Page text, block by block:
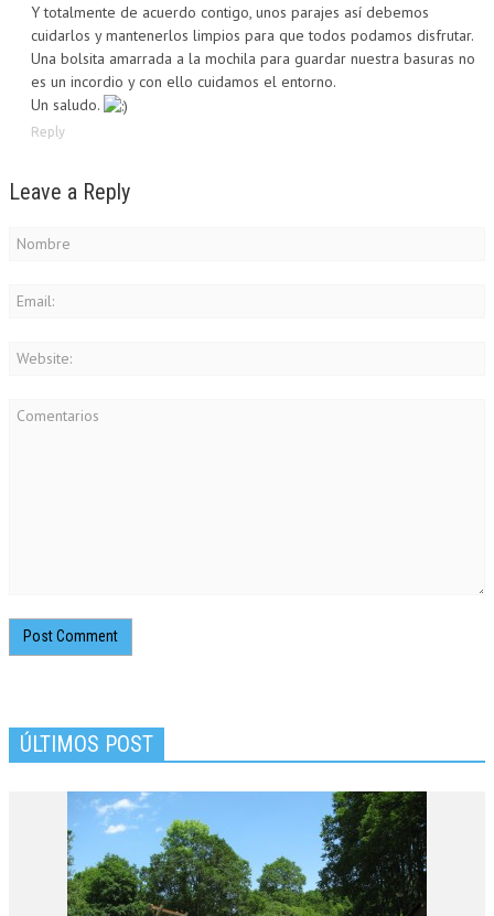
Y totalmente de acuerdo contigo, unos parajes así debemos
cuidarlos y mantenerlos limpios para que todos podamos disfrutar.
Una bolsita amarrada a la mochila para guardar nuestra basuras no
es un incordio y con ello cuidamos el entorno.
Un saludo.
Reply
Leave a Reply
ÚLTIMOS POST